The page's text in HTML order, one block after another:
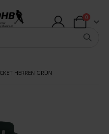
Cart
0items
HERREN GRÜN